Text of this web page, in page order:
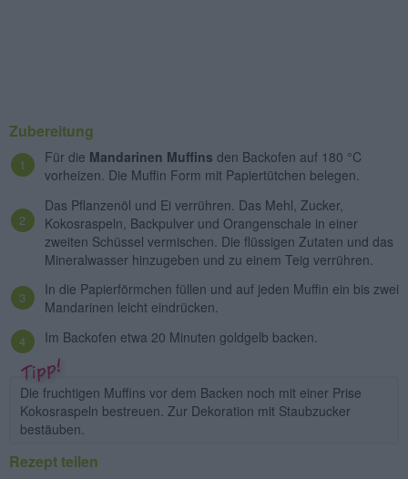
Zubereitung
Für die Mandarinen Muffins den Backofen auf 180 °C
vorheizen. Die Muffin Form mit Papiertütchen belegen.
Das Pflanzenöl und Ei verrühren. Das Mehl, Zucker,
Kokosraspeln, Backpulver und Orangenschale in einer
zweiten Schüssel vermischen. Die flüssigen Zutaten und das
Mineralwasser hinzugeben und zu einem Teig verrühren.
In die Papierförmchen füllen und auf jeden Muffin ein bis zwei
Mandarinen leicht eindrücken.
Im Backofen etwa 20 Minuten goldgelb backen.
Die fruchtigen Muffins vor dem Backen noch mit einer Prise
Kokosraspeln bestreuen. Zur Dekoration mit Staubzucker
bestäuben.
Rezept teilen